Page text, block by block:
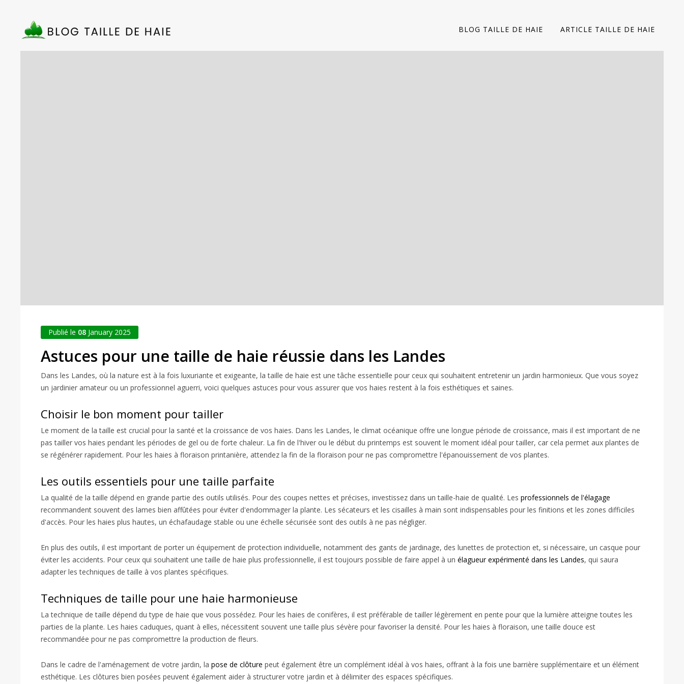
BLOG TAILLE DE HAIE ARTICLE TAILLE DE HAIE
Publié le 08 January 2025
Astuces pour une taille de haie réussie dans les Landes
Dans les Landes, où la nature est à la fois luxuriante et exigeante, la taille de haie est une tâche essentielle pour ceux qui souhaitent entretenir un jardin harmonieux. Que vous soyez
un jardinier amateur ou un professionnel aguerri, voici quelques astuces pour vous assurer que vos haies restent à la fois esthétiques et saines.
Choisir le bon moment pour tailler
Le moment de la taille est crucial pour la santé et la croissance de vos haies. Dans les Landes, le climat océanique offre une longue période de croissance, mais il est important de ne
pas tailler vos haies pendant les périodes de gel ou de forte chaleur. La fin de l'hiver ou le début du printemps est souvent le moment idéal pour tailler, car cela permet aux plantes de
se régénérer rapidement. Pour les haies à floraison printanière, attendez la fin de la floraison pour ne pas compromettre l'épanouissement de vos plantes.
Les outils essentiels pour une taille parfaite
La qualité de la taille dépend en grande partie des outils utilisés. Pour des coupes nettes et précises, investissez dans un taille-haie de qualité. Les professionnels de l'élagage
recommandent souvent des lames bien affûtées pour éviter d'endommager la plante. Les sécateurs et les cisailles à main sont indispensables pour les finitions et les zones difficiles
d'accès. Pour les haies plus hautes, un échafaudage stable ou une échelle sécurisée sont des outils à ne pas négliger.
En plus des outils, il est important de porter un équipement de protection individuelle, notamment des gants de jardinage, des lunettes de protection et, si nécessaire, un casque pour
éviter les accidents. Pour ceux qui souhaitent une taille de haie plus professionnelle, il est toujours possible de faire appel à un élagueur expérimenté dans les Landes, qui saura
adapter les techniques de taille à vos plantes spécifiques.
Techniques de taille pour une haie harmonieuse
La technique de taille dépend du type de haie que vous possédez. Pour les haies de conifères, il est préférable de tailler légèrement en pente pour que la lumière atteigne toutes les
parties de la plante. Les haies caduques, quant à elles, nécessitent souvent une taille plus sévère pour favoriser la densité. Pour les haies à floraison, une taille douce est
recommandée pour ne pas compromettre la production de fleurs.
Dans le cadre de l'aménagement de votre jardin, la pose de clôture peut également être un complément idéal à vos haies, offrant à la fois une barrière supplémentaire et un élément
esthétique. Les clôtures bien posées peuvent également aider à structurer votre jardin et à délimiter des espaces spécifiques.